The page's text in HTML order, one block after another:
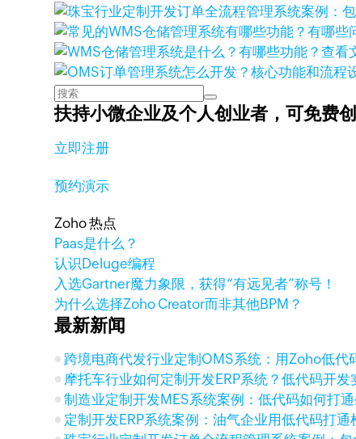
查看
扶持小微企业及个人创业者，可免费
立即注册
预约演示
Zoho 热点
Paas是什么？
认识Deluge编程
入选Gartner魔力象限，获得“有远见者”称号！
为什么选择Zoho Creator而非其他BPM？
最新新闻
跨境电商代发行业定制OMS系统：用Zoho低
摩托车行业如何定制开发ERP系统？低代码开发
制造业定制开发MES系统案例：低代码如何打
定制开发ERP系统案例：油气企业用低代码打